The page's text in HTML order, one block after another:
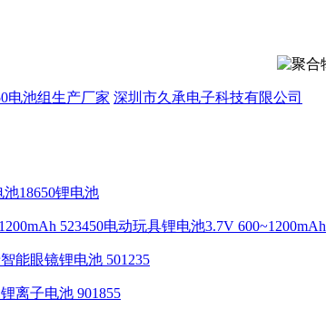
电池组生产厂家 深圳市久承电子科技有限公司
18650锂电池
523450电动玩具锂电池3.7V 600~1200mAh​
能眼镜锂电池 501235
离子电池 901855